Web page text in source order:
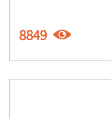
8849